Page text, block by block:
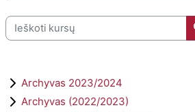
Ieškoti kursų
Archyvas 2023/2024
Archyvas (2022/2023)